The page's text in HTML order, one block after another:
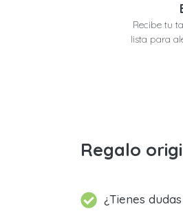
Recibe tu
lista para
Regalo
¿Tienes